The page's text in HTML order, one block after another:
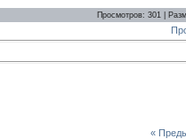
Просмотров: 301 |
«